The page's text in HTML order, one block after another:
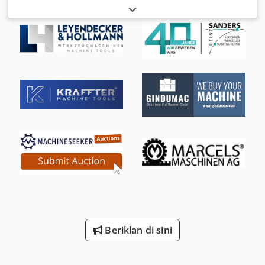
Tech-Gerät, das für Service- und Reparaturunternehmen
konzipiert wurde, die auf die Instandhaltung von
industriellen Antriebswellen mit einem Gewicht von bis zu
1000 kg spezialisiert sind. Dodpfx Ajwc T Utjlmokr Sie
ermöglicht eine präzise und effiziente Auswuchtung von
eine hohe Produktivität der Arbeitsabläufe. Die
Auswuchtmaschine 97VK1000 ist die perfekte Kombination
aus modernster Technologie, Zuverlässigkeit und
Vielseitigkeit und ist somit ein unverzichtbares Werkzeug
für Ingenieure und Techniker im Bereich Wartung und
Reparatur von industriellen Kardanwellen. HIGHLIGHTS 1.
Hartlagerbauweise: Die 97VK1000 ist mit einer präzisen
und zuverlässigen Hartlagerbauweise ausgestattet und
Ausrüstung, um Wellen mit Flanschen unterschiedlichster
Formen und Größen auszuwuchten. Spezielle Aufnahmen
und Adapter ermöglichen Kardanlängen bis 6000 mm und
Beriklan di sini